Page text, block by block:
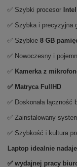
✅ Szybki procesor
✅ Szybka i precyzyjna
✅ Szybkie 8 GB
✅ Nowoczesny i
✅ Kamerka z
✅ Matryca FullHD
✅ Doskonała łączność
✅ Zainstalowany
✅ Szybkość i kultura
Laptop idealnie
✅ wydajnej pracy